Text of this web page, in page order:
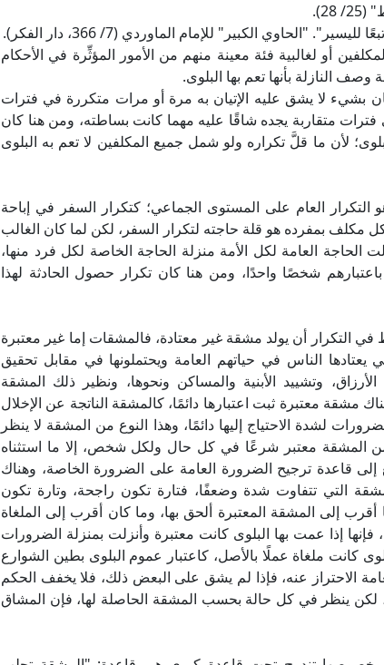
"الحاوي الكبير" للإمام الماوردي (7/ 366، دار الفكر).
أو لغالبية فئة معينة منهم من الأمور المؤثِّرة في الأحكام
النازلة بأنها تعم بها البلوى.
بشيء لا يشق عليه الإتيان به مرة أو مرات متكررة في فترات
فترات متقاربة يجده شاقًا عليه مهما كانت بساطته، ومن هنا كان
لأن ما قلَّ تكراره ولو شمل جميع المكلفين لا تعم به البلوى
العام على المستوى الجماعي؛ كتكرار السفر في إباحة
مكلف بمفرده هو قلة حاجته لتكرار السفر، لكن لما كان الغالب
العامة لكل الأمة منزلة الحاجة الخاصة لكل فرد منها،
شخصًا واحدًا، ومن هنا كان تكرار حصول الحادثة لهذا
التكرار أن يولد مشقة غير معتادة، فالمشقات إما غير معتبرة
يعتادها الناس في حياتهم العامة ويحتملونها في مقابل تحقيق
وتشييد الأبنية والمساكن ونحوها، ونظير ذلك المشقة
مشقة معتبرة ثبت اعتبارها دائمًا، كالمشقة الناتجة عن الإخلال
لشدة الاحتياج إليها دائمًا، وهذا النوع من المشقة لا ينظر
المشقة معتبر شرعًا في كل حال ولكل شخص، إلا ما استثناه
قاعدة ترجيح الضرورة العامة على الضرورة الخاصة، وهناك
التي تتفاوت شدة وضعفًا، فتارة تكون راجحة، وتارة تكون
إلى المشقة المعتبرة ألحق بها، وما كان أقرب إلى الملغاة
فإنها إذا عمت بها البلوى كانت معتبرة وأنزلت بمنزلة الضرورات
كانت ملغاة عملًا بالأصل، كاعتبار عموم البلوى بطين الشوارع
الاحتراز عنه، فإذا لم يشق على البعض ذلك، فلا يخفف الحكم
لكن ينظر في كل حالة بحسب المشقة الحاصلة لها، فإن المشاق